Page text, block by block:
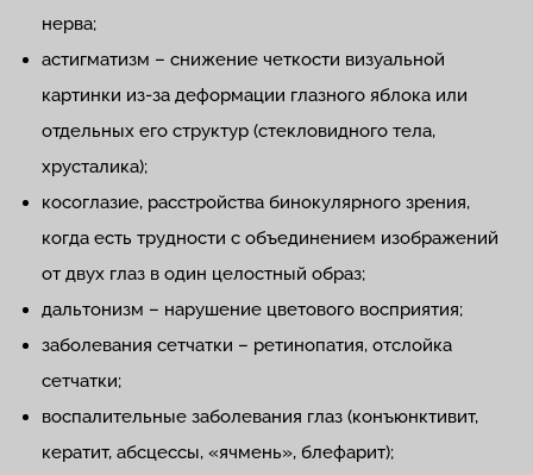
нерва;
астигматизм – снижение четкости визуальной
картинки из-за деформации глазного яблока или
отдельных его структур (стекловидного тела,
хрусталика);
косоглазие, расстройства бинокулярного зрения,
когда есть трудности с объединением изображений
от двух глаз в один целостный образ;
дальтонизм – нарушение цветового восприятия;
заболевания сетчатки – ретинопатия, отслойка
сетчатки;
воспалительные заболевания глаз (конъюнктивит,
кератит, абсцессы, «ячмень», блефарит);